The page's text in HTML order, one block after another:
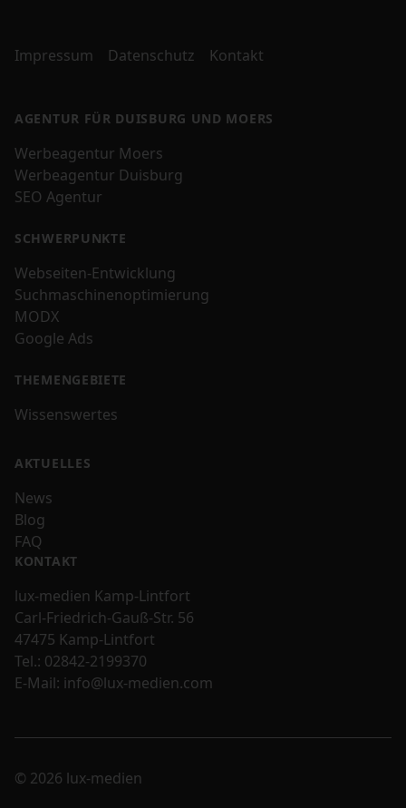
Impressum Datenschutz Kontakt
AGENTUR FÜR DUISBURG UND MOERS
Werbeagentur Moers
Werbeagentur Duisburg
SEO Agentur
SCHWERPUNKTE
Webseiten-Entwicklung
Suchmaschinenoptimierung
MODX
Google Ads
THEMENGEBIETE
Wissenswertes
AKTUELLES
News
Blog
FAQ
KONTAKT
lux-medien Kamp-Lintfort
Carl-Friedrich-Gauß-Str. 56
47475 Kamp-Lintfort
Tel.: 02842-2199370
E-Mail: info@lux-medien.com
© 2026 lux-medien